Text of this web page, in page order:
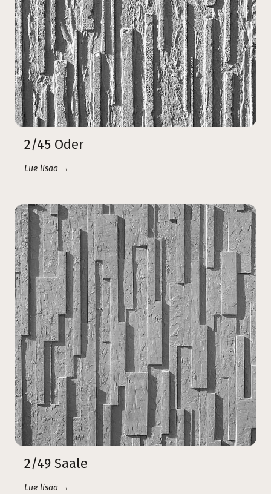
2/45 Oder
Lue lisää →
2/49 Saale
Lue lisää →